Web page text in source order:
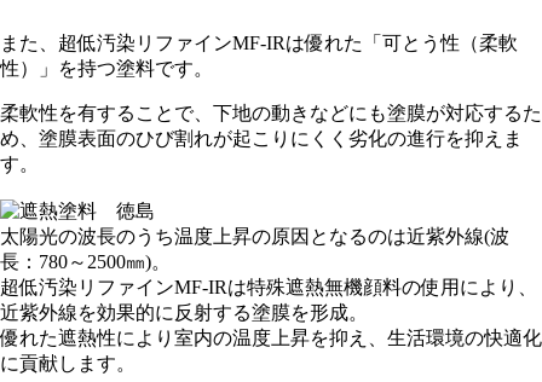
また、超低汚染リファインMF-IRは優れた「可とう性（柔軟
性）」を持つ塗料です。
柔軟性を有することで、下地の動きなどにも塗膜が対応するた
め、塗膜表面のひび割れが起こりにくく劣化の進行を抑えま
す。
太陽光の波長のうち温度上昇の原因となるのは近紫外線(波
長： 780～ 2500㎜)。
超低汚染リファインMF-IRは特殊遮熱無機顔料の使用により、
近紫外線を効果的に反射する塗膜を形成。
優れた遮熱性により室内の温度上昇を抑え、生活環境の快適化
に貢献します。